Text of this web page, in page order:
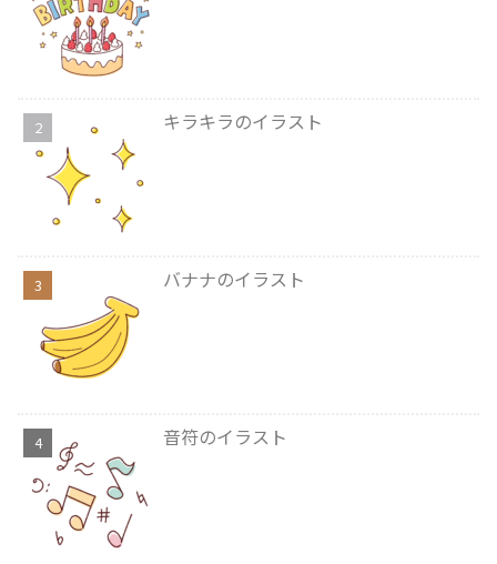
キラキラのイラスト
バナナのイラスト
音符のイラスト